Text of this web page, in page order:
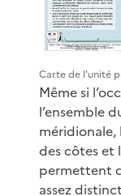
Carte de l'unité
Même si
l’ensemble
des côtes et
permettent
assez